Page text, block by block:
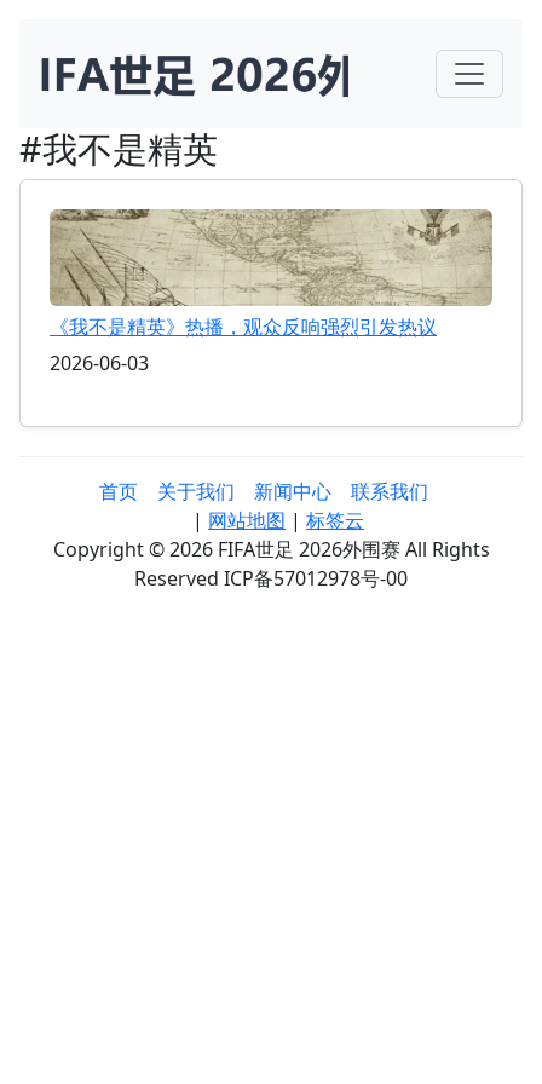
#我不是精英
《我不是精英》热播，观众反响强烈引发热议
2026-06-03
首页 关于我们 新闻中心
联系我们
| 网站地图 | 标签云
Copyright © 2026 FIFA世足 2026外围赛 All Rights
Reserved ICP备57012978号-00